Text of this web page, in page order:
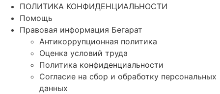
ПОЛИТИКА КОНФИДЕНЦИАЛЬНОСТИ
Помощь
Правовая информация Бегарат
Антикоррупционная политика
Оценка условий труда
Политика конфиденциальности
Согласие на сбор и обработку персональных
данных